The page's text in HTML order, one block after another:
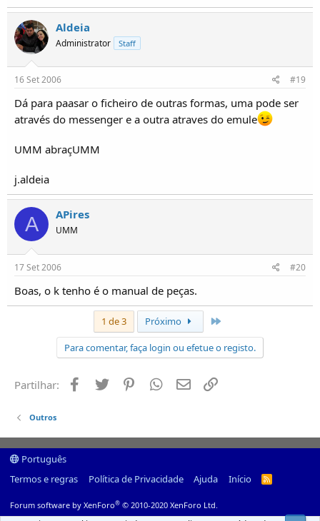
Aldeia
Administrator Staff
16 Set 2006 #19
Dá para paasar o ficheiro de outras formas, uma pode ser
através do messenger e a outra atraves do emule
UMM abraçUMM
j.aldeia
A APires
UMM
17 Set 2006 #20
Boas, o k tenho é o manual de peças.
1 de 3 Próximo
Para comentar, faça login ou efetue o registo.
Partilhar: Facebook
Twitter PinterestWhatsapp
Email
Outros
Português
Termos e regras
Política de Privacidade Ajuda Início
R
Forum software by XenForo® © 2010-2020 XenForo Ltd.